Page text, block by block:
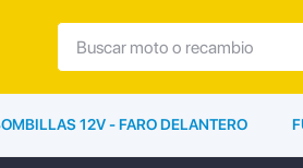
12V - FARO DELANTERO